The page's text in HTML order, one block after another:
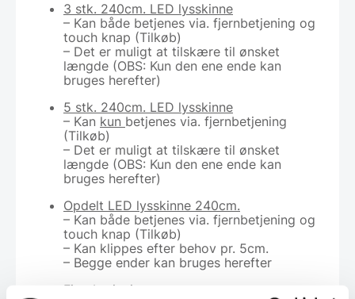
3 stk. 240cm. LED lysskinne
– Kan både betjenes via. fjernbetjening og
touch knap (Tilkøb)
– Det er muligt at tilskære til ønsket
længde (OBS: Kun den ene ende kan
bruges herefter)
5 stk. 240cm. LED lysskinne
– Kan kun betjenes via. fjernbetjening
(Tilkøb)
– Det er muligt at tilskære til ønsket
længde (OBS: Kun den ene ende kan
bruges herefter)
Opdelt LED lysskinne 240cm.
– Kan både betjenes via. fjernbetjening og
touch knap (Tilkøb)
– Kan klippes efter behov pr. 5cm.
– Begge ender kan bruges herefter
Fjernbetjening